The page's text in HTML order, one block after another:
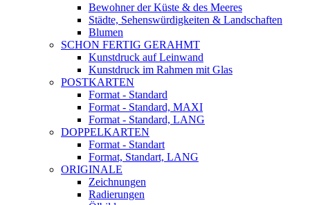
Bewohner der Küste & des Meeres
Städte, Sehenswürdigkeiten & Landschaften
Blumen
SCHON FERTIG GERAHMT
Kunstdruck auf Leinwand
Kunstdruck im Rahmen mit Glas
POSTKARTEN
Format - Standard
Format - Standard, MAXI
Format - Standard, LANG
DOPPELKARTEN
Format - Standart
Format, Standart, LANG
ORIGINALE
Zeichnungen
Radierungen